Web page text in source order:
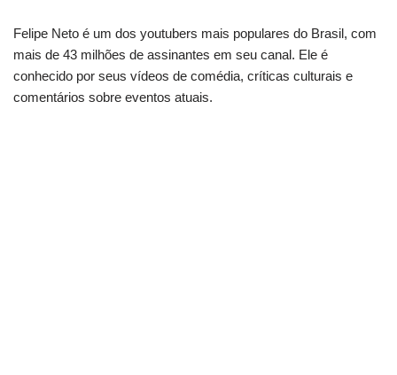
Felipe Neto é um dos youtubers mais populares do Brasil, com
mais de 43 milhões de assinantes em seu canal. Ele é
conhecido por seus vídeos de comédia, críticas culturais e
comentários sobre eventos atuais.